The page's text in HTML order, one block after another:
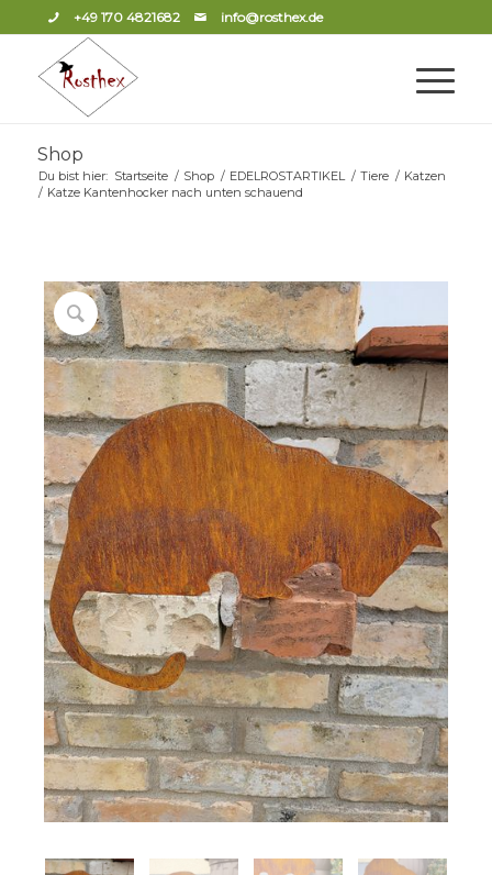
+49 170 4821682 info@rosthex.de
Shop
Du bist hier: Startseite / Shop / EDELROSTARTIKEL / Tiere / Katzen
/ Katze Kantenhocker nach unten schauend